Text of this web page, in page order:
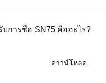
งผู้ขาย
การซื้อ SN75 คืออะไร?
นอยู่กับวิธีการซื้อและระดับการ
าย P2P ส่วนใหญ่มีข้อกำหนดก
วจสอบแต่ละหน้าสำหรับขีดจำกั
ดาวน์โหลด